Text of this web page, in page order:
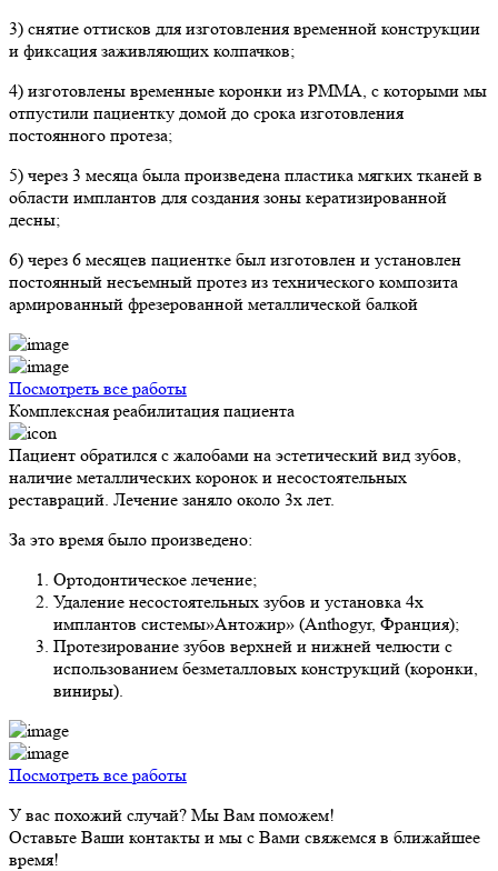
3) снятие оттисков для изготовления временной конструкции
и фиксация заживляющих колпачков;
4) изготовлены временные коронки из PMMA, с которыми мы
отпустили пациентку домой до срока изготовления
постоянного протеза;
5) через 3 месяца была произведена пластика мягких тканей в
области имплантов для создания зоны кератизированной
десны;
6) через 6 месяцев пациентке был изготовлен и установлен
постоянный несъемный протез из технического композита
армированный фрезерованной металлической балкой
Посмотреть все работы
Комплексная реабилитация пациента
Пациент обратился с жалобами на эстетический вид зубов,
наличие металлических коронок и несостоятельных
реставраций. Лечение заняло около 3х лет.
За это время было произведено:
Ортодонтическое лечение;
Удаление несостоятельных зубов и установка 4х
имплантов системы»Антожир» (Anthogyr, Франция);
Протезирование зубов верхней и нижней челюсти с
использованием безметалловых конструкций (коронки,
виниры).
Посмотреть все работы
У вас похожий случай? Мы Вам поможем!
Оставьте Ваши контакты и мы с Вами свяжемся в ближайшее
время!